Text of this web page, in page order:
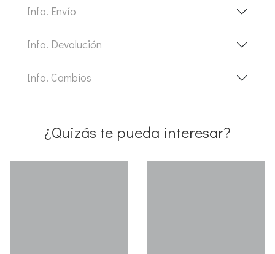
Info. Envío
Info. Devolución
Info. Cambios
¿Quizás te pueda interesar?